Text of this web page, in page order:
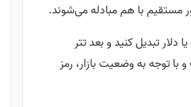
مستقیم با هم مبادله می‌شوند.
تبدیل کنید و بعد تتر
توجه به وضعیت بازار، رمز